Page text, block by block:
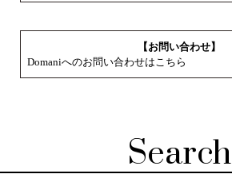
【お問い合わせ】
Domaniへのお問い合わせはこちら
Search